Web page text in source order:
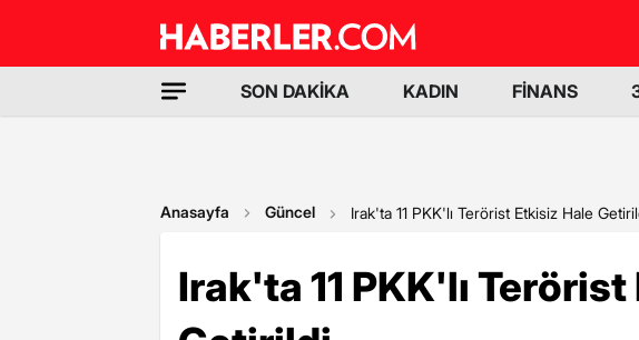
SON DAKİKA KADIN FİNANS
Anasayfa Güncel Irak'ta 11 PKK'lı Terörist Etkisiz Hale
Irak'ta 11 PKK'lı